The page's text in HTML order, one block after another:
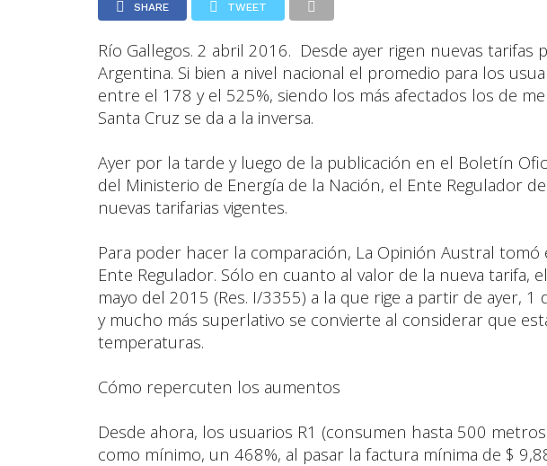
SHARE TWEET
Río Gallegos. 2 abril 2016. Desde ayer rigen nuevas tarifas
Argentina. Si bien a nivel nacional el promedio para los
entre el 178 y el 525%, siendo los más afectados los de
Santa Cruz se da a la inversa.
Ayer por la tarde y luego de la publicación en el Boletín
del Ministerio de Energía de la Nación, el Ente Regulador
nuevas tarifarias vigentes.
Para poder hacer la comparación, La Opinión Austral tomó
Ente Regulador. Sólo en cuanto al valor de la nueva tarifa,
mayo del 2015 (Res. I/3355) a la que rige a partir de ayer, 1
y mucho más superlativo se convierte al considerar que
temperaturas.
Cómo repercuten los aumentos
Desde ahora, los usuarios R1 (consumen hasta 500
como mínimo, un 468%, al pasar la factura mínima de $